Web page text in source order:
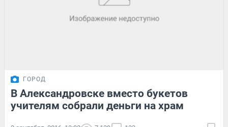
ГОРОД
В Александровске вместо букетов
учителям собрали деньги на храм